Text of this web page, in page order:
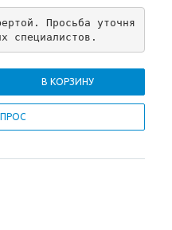
Просьба уточня
специалистов.
В КОРЗИНУ